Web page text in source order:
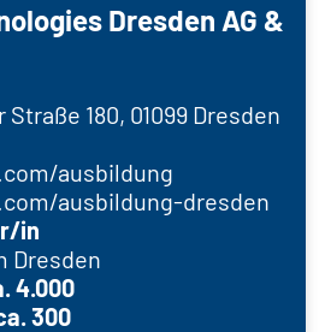
Dresden AG &
180, 01099 Dresden
ausbildung
ausbildung-dresden
in
Dresden
4.000
300